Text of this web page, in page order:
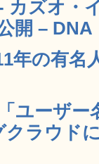
カズオ・
開 – DNA
の有名
ユーザー
ラウド